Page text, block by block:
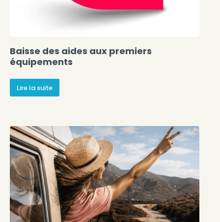
Baisse des aides aux premiers
équipements
Lire la suite